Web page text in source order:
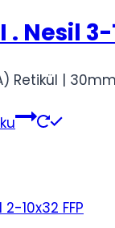
. Nesil
Retikül |